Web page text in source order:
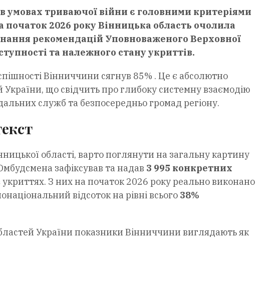
умовах триваючої війни є головними критеріями
початок 2026 року Вінницька область очолила
рекомендацій Уповноваженого Верховної
та належного стану укриттів.
Вінниччини сягнув 85% . Це є абсолютно
що свідчить про глибоку системну взаємодію
служб та безпосередньо громад регіону.
області, варто поглянути на загальну картину
зафіксував та надав 3 995 конкретних
З них на початок 2026 року реально виконано
відсоток на рівні всього 38%
України показники Вінниччини виглядають як